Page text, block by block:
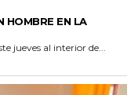
HOMBRE EN LA
jueves al interior de...